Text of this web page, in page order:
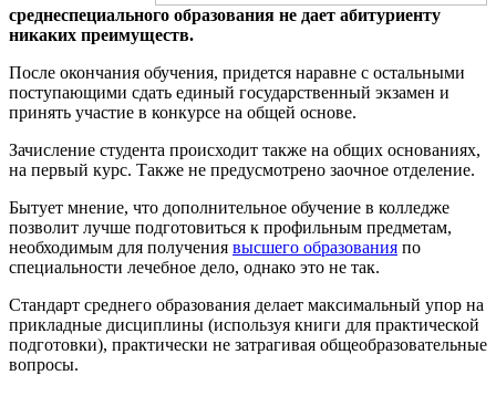
среднеспециального образования не дает абитуриенту
никаких преимуществ.
После окончания обучения, придется наравне с остальными
поступающими сдать единый государственный экзамен и
принять участие в конкурсе на общей основе.
Зачисление студента происходит также на общих основаниях,
на первый курс. Также не предусмотрено заочное отделение.
Бытует мнение, что дополнительное обучение в колледже
позволит лучше подготовиться к профильным предметам,
необходимым для получения высшего образования по
специальности лечебное дело, однако это не так.
Стандарт среднего образования делает максимальный упор на
прикладные дисциплины (используя книги для практической
подготовки), практически не затрагивая общеобразовательные
вопросы.